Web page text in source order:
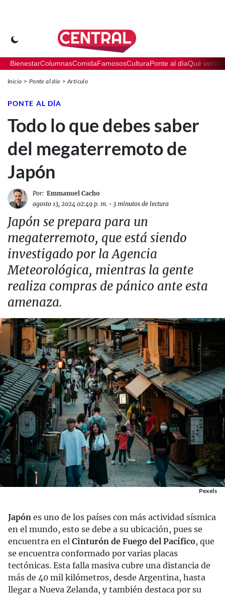
BienestarColumnasComidaFamososCulturaPonte al díaQué ver
Inicio Ponte al día Artículo
PONTE AL DÍA
Todo lo que debes saber
del megaterremoto de
Japón
Por: Emmanuel Cacho
agosto 13, 2024 02:49 p. m. • 3 minutos de lectura
Japón se prepara para un
megaterremoto, que está siendo
investigado por la Agencia
Meteorológica, mientras la gente
realiza compras de pánico ante esta
amenaza.
Pexels
Japón es uno de los países con más actividad sísmica
en el mundo, esto se debe a su ubicación, pues se
encuentra en el Cinturón de Fuego del Pacífico, que
se encuentra conformado por varias placas
tectónicas. Esta falla masiva cubre una distancia de
más de 40 mil kilómetros, desde Argentina, hasta
llegar a Nueva Zelanda, y también destaca por su